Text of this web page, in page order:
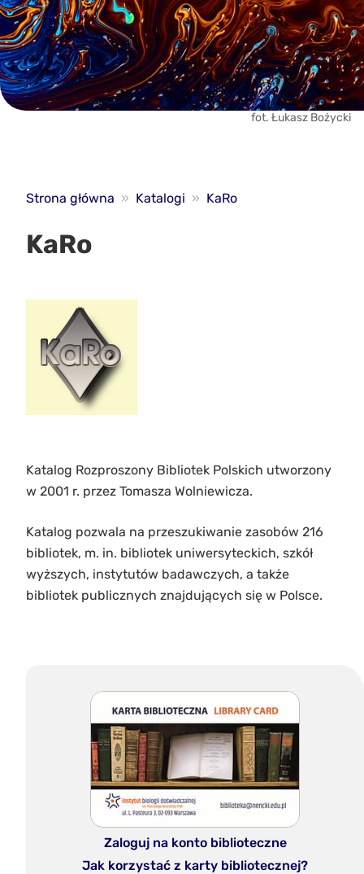
fot. Łukasz Bożycki
Strona główna » Katalogi » KaRo
KaRo
Katalog Rozproszony Bibliotek Polskich utworzony
w 2001 r. przez Tomasza Wolniewicza.
Katalog pozwala na przeszukiwanie zasobów 216
bibliotek, m. in. bibliotek uniwersyteckich, szkół
wyższych, instytutów badawczych, a także
bibliotek publicznych znajdujących się w Polsce.
Zaloguj na konto biblioteczne
Jak korzystać z karty bibliotecznej?